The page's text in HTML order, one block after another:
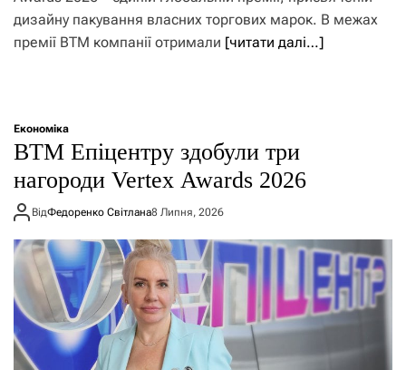
дизайну пакування власних торгових марок. В межах
премії ВТМ компанії отримали [читати далі…]
Економіка
ВТМ Епіцентру здобули три
нагороди Vertex Awards 2026
ВідФедоренко Світлана8 Липня, 2026